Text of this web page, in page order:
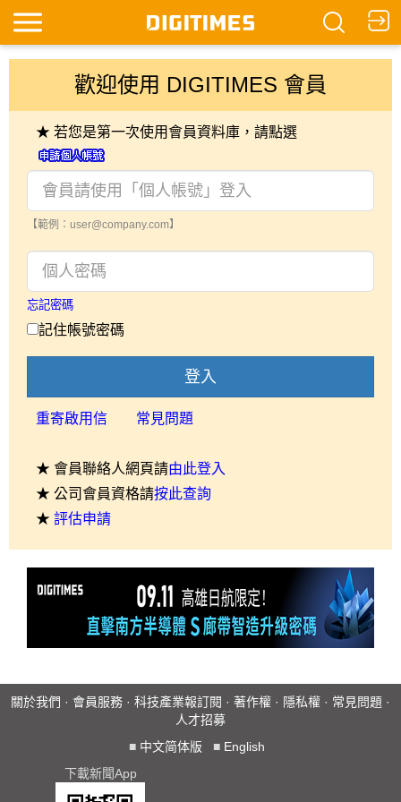
歡迎使用 DIGITIMES 會員
★ 若您是第一次使用會員資料庫，請點選
【範例：user@company.com】
忘記密碼
記住帳號密碼
登入
重寄啟用信 常見問題
★ 會員聯絡人網頁請由此登入
★ 公司會員資格請按此查詢
★ 評估申請
關於我們 · 會員服務 · 科技產業報訂閱 · 著作權 · 隱私權 · 常見問題 ·
人才招募
■ 中文简体版 ■ English
下載新聞App